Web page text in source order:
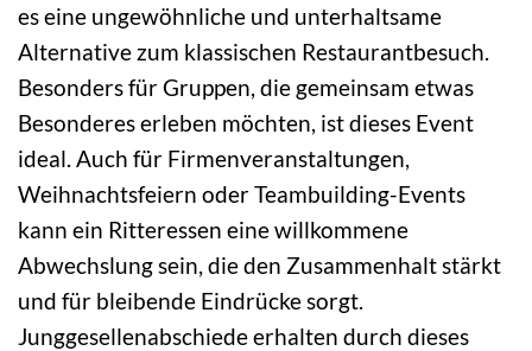
es eine ungewöhnliche und unterhaltsame
Alternative zum klassischen Restaurantbesuch.
Besonders für Gruppen, die gemeinsam etwas
Besonderes erleben möchten, ist dieses Event
ideal. Auch für Firmenveranstaltungen,
Weihnachtsfeiern oder Teambuilding-Events
kann ein Ritteressen eine willkommene
Abwechslung sein, die den Zusammenhalt stärkt
und für bleibende Eindrücke sorgt.
Junggesellenabschiede erhalten durch dieses